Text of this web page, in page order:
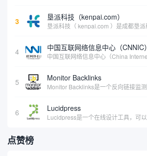
3 垦派科技（kenpai.com）
4 中国互联网络信息中心（CNNIC）
5 Monitor Backlinks
6 Lucidpress
点赞榜